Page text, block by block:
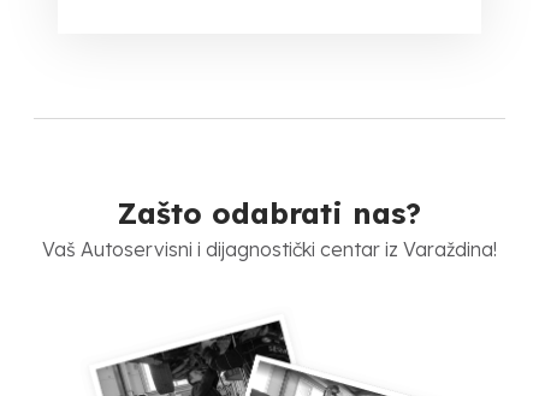
Zašto odabrati nas?
Vaš Autoservisni i dijagnostički centar iz Varaždina!